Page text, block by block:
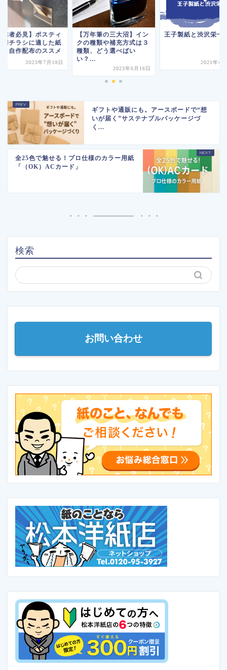
ティ
た紙
スメ
【万年筆の三大沼】イン
クの種類や補充方式は３
種類、どう選べばい
い？...
王子製紙と渋沢栄一
【事
ギフトや通販にも。アースボードで“想
いが届く”サステナブルパッケージづ
く...
全25色で魅せる！プロ仕様のカラー用紙
「（OK）ACカード」
検索
お問い合わせ